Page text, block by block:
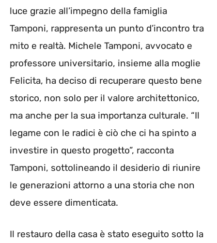
luce grazie all’impegno della famiglia
Tamponi, rappresenta un punto d’incontro tra
mito e realtà. Michele Tamponi, avvocato e
professore universitario, insieme alla moglie
Felicita, ha deciso di recuperare questo bene
storico, non solo per il valore architettonico,
ma anche per la sua importanza culturale. “Il
legame con le radici è ciò che ci ha spinto a
investire in questo progetto”, racconta
Tamponi, sottolineando il desiderio di riunire
le generazioni attorno a una storia che non
deve essere dimenticata.
Il restauro della casa è stato eseguito sotto la